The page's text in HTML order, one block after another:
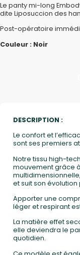
Le panty mi-long
dite Liposuccion des
Post-opératoire
Couleur : Noir
DESCRIPTION :
Le confort et
sont ses premiers
Notre tissu high-
mouvement grâce
et suit son
Apporter une
léger et respirant
La matière effet
elle deviendra le
quotidien.